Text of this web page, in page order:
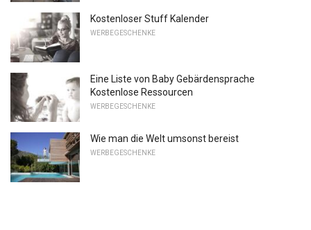
Kostenloser Stuff Kalender
WERBEGESCHENKE
Eine Liste von Baby Gebärdensprache
Kostenlose Ressourcen
WERBEGESCHENKE
Wie man die Welt umsonst bereist
WERBEGESCHENKE